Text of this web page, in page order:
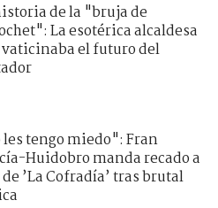
de la "bruja de
La esotérica alcaldesa
vaticinaba el futuro del
les tengo miedo": Fran
Huidobro manda recado a
’La Cofradía’ tras brutal